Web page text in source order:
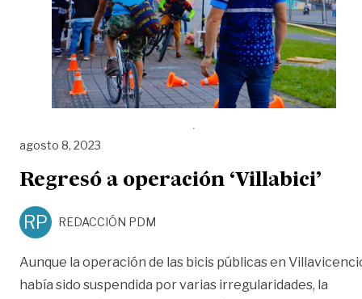
agosto 8, 2023
Regresó a operación ‘Villabici’
RP REDACCIÓN PDM
Aunque la operación de las bicis públicas en
había sido suspendida por varias irregularidades, la